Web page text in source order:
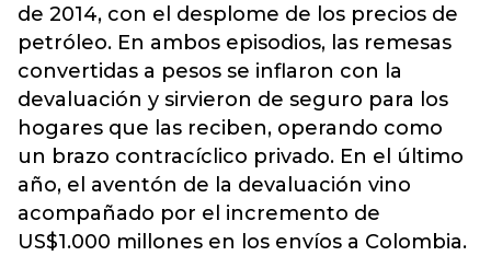
de 2014, con el desplome de los precios de
petróleo. En ambos episodios, las remesas
convertidas a pesos se inflaron con la
devaluación y sirvieron de seguro para los
hogares que las reciben, operando como
un brazo contracíclico privado. En el último
año, el aventón de la devaluación vino
acompañado por el incremento de
US$1.000 millones en los envíos a Colombia.